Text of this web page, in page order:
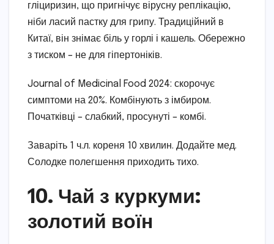
гліциризин, що пригнічує вірусну реплікацію,
ніби ласий пастку для грипу. Традиційний в
Китаї, він знімає біль у горлі і кашель. Обережно
з тиском – не для гіпертоніків.
Journal of Medicinal Food 2024: скорочує
симптоми на 20%. Комбінують з імбиром.
Початківці – слабкий, просунуті – комбі.
Заваріть 1 ч.л. кореня 10 хвилин. Додайте мед.
Солодке полегшення приходить тихо.
10. Чай з куркуми:
золотий воїн